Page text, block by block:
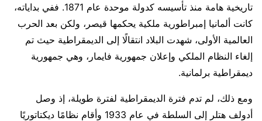
تاريخية هامة منذ تأسيسه كدولة موحدة عام 1871. ففي بداياته،
كانت ألمانيا إمبراطورية ملكية يحكمها قيصر، ولكن بعد الحرب
العالمية الأولى، شهدت البلاد انتقالًا إلى الديمقراطية حيث تم
إلغاء النظام الملكي وإعلان جمهورية فايمار، وهي جمهورية
ديمقراطية برلمانية.
ومع ذلك، لم تدم فترة الديمقراطية لفترة طويلة، إذ وصل
أدولف هتلر إلى السلطة في عام 1933 وأقام نظامًا ديكتاتوريًا